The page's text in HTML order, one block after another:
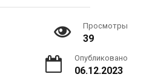
Просмотры
39
Опубликовано
06.12.2023